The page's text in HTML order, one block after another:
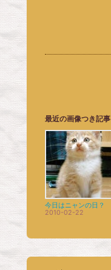
最近の画像つき記事
今日はニャンの日？
2010-02-22